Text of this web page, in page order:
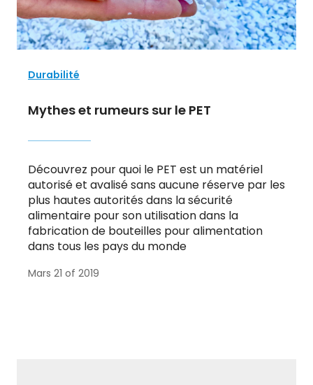
Durabilité
Mythes et rumeurs sur le PET
Découvrez pour quoi le PET est un matériel
autorisé et avalisé sans aucune réserve par les
plus hautes autorités dans la sécurité
alimentaire pour son utilisation dans la
fabrication de bouteilles pour alimentation
dans tous les pays du monde
Mars 21 of 2019